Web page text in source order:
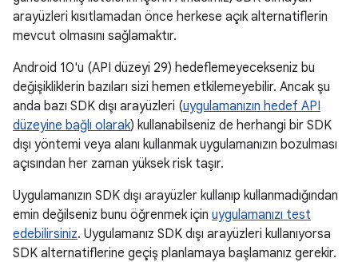
arayüzleri kısıtlamadan önce herkese açık alternatiflerin
mevcut olmasını sağlamaktır.
Android 10'u (API düzeyi 29) hedeflemeyecekseniz bu
değişikliklerin bazıları sizi hemen etkilemeyebilir. Ancak şu
anda bazı SDK dışı arayüzleri (uygulamanızın hedef API
düzeyine bağlı olarak) kullanabilseniz de herhangi bir SDK
dışı yöntemi veya alanı kullanmak uygulamanızın bozulması
açısından her zaman yüksek risk taşır.
Uygulamanızın SDK dışı arayüzler kullanıp kullanmadığından
emin değilseniz bunu öğrenmek için uygulamanızı test
edebilirsiniz. Uygulamanız SDK dışı arayüzleri kullanıyorsa
SDK alternatiflerine geçiş planlamaya başlamanız gerekir.